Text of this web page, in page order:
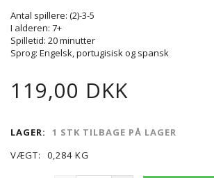
Antal spillere: (2)-3-5
I alderen: 7+
Spilletid: 20 minutter
Sprog: Engelsk, portugisisk og spansk
119,00 DKK
LAGER:
1 STK TILBAGE PÅ LAGER
VÆGT:
0,284 KG